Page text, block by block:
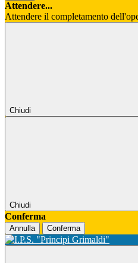
Attendere...
Attendere il completamento
Chiudi
Chiudi
Conferma
Annulla Conferma